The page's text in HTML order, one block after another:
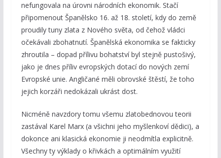
nefungovala na úrovni národních ekonomik. Stačí
připomenout Španělsko 16. až 18. století, kdy do země
proudily tuny zlata z Nového světa, od čehož vládci
očekávali zbohatnutí. Španělská ekonomika se fakticky
zhroutila – dopad přílivu bohatství byl stejně pustošivý,
jako je dnes příliv evropských dotací do nových zemí
Evropské unie. Angličané měli obrovské štěstí, že toho
jejich korzáři nedokázali ukrást dost.
Nicméně navzdory tomu všemu zlatobednovou teorii
zastával Karel Marx (a všichni jeho myšlenkoví dědici), a
dokonce ani klasická ekonomie ji neodmítla explicitně.
Všechny ty výklady o křivkách a optimálním využití